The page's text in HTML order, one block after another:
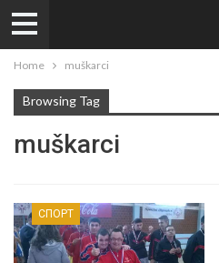
Home muškarci
Browsing Tag
muškarci
СПОРТ